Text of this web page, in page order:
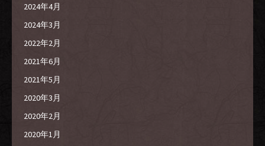
2024年4月
2024年3月
2022年2月
2021年6月
2021年5月
2020年3月
2020年2月
2020年1月